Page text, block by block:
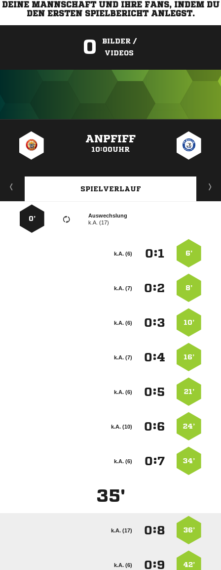
DEINE MANNSCHAFT UND IHRE FANS, INDEM DU
DEN ERSTEN SPIELBERICHT ANLEGST.
0
BILDER /
VIDEOS
ANPFIFF
10:00UHR
SPIELVERLAUF
Auswechslung
k.A. (17)
0’
6’
:
k.A. (6)
8’
:
k.A. (7)
10’
:
k.A. (6)
16’
:
k.A. (7)
21’
:
k.A. (6)
24’
:
k.A. (10)
34’
:
k.A. (6)
35'
36’
:
k.A. (17)
42’
:
k.A. (6)